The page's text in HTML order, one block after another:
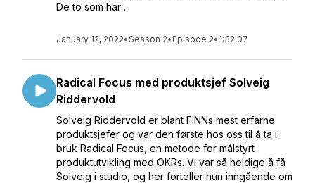
De to som har ...
January 12, 2022•Season 2• Episode 2• 1:32:07
Radical Focus med produktsjef Solveig
Riddervold
Solveig Riddervold er blant FINNs mest erfarne
produktsjefer og var den første hos oss til å ta i
bruk Radical Focus, en metode for målstyrt
produktutvikling med OKRs. Vi var så heldige å få
Solveig i studio, og her forteller hun inngående om